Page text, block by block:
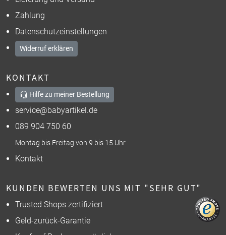
Zahlung
Datenschutzeinstellungen
Widerruf erklären
KONTAKT
Hilfe zu meiner Bestellung
service@babyartikel.de
089 904 750 60
Montag bis Freitag von 9 bis 15 Uhr
Kontakt
KUNDEN BEWERTEN UNS MIT "SEHR GUT"
Trusted Shops zertifiziert
Geld-zurück-Garantie